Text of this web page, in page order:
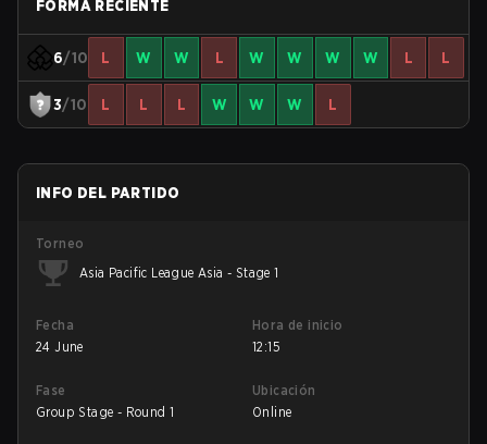
FORMA RECIENTE
6/10 L W W L W W W W L L
3/10 L L L W W W L
INFO DEL PARTIDO
Torneo
Asia Pacific League Asia - Stage 1
Fecha
24 June
Hora de inicio
12:15
Fase
Group Stage - Round 1
Ubicación
Online